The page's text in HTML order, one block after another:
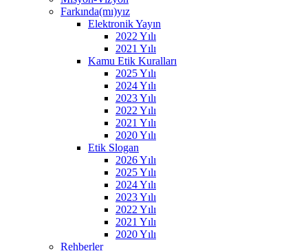
Farkında(mı)yız
Elektronik Yayın
2022 Yılı
2021 Yılı
Kamu Etik Kuralları
2025 Yılı
2024 Yılı
2023 Yılı
2022 Yılı
2021 Yılı
2020 Yılı
Etik Slogan
2026 Yılı
2025 Yılı
2024 Yılı
2023 Yılı
2022 Yılı
2021 Yılı
2020 Yılı
Rehberler